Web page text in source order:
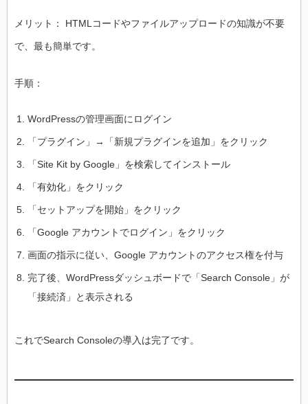
メリット： HTMLコードやファイルアップロードの知識が不要
で、最も簡単です。
手順：
WordPressの管理画面にログイン
「プラグイン」→「新規プラグインを追加」をクリック
「Site Kit by Google」を検索してインストール
「有効化」をクリック
「セットアップを開始」をクリック
「Google アカウントでログイン」をクリック
画面の指示に従い、Google アカウントのアクセス権を付与
完了後、WordPressダッシュボードで「Search Console」が
「接続済」と表示される
これでSearch Consoleの導入は完了です。